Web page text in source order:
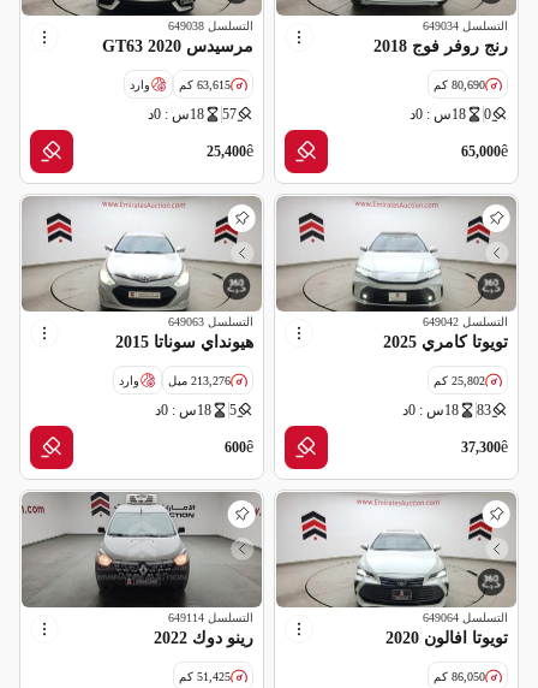
التسلسل 649034
رنج روفر فوج 2018
80,690 كم
0 18س : 0د
ê
65,000
التسلسل 649038
مرسيدس GT63 2020
63,615 كم وارد
57 18س : 0د
ê
25,400
التسلسل 649042
تويوتا كامري 2025
25,802 كم
ملغاه (شركة تأمين)
83 18س : 0د
ê
37,300
التسلسل 649063
هيونداي سوناتا 2015
213,276 ميل وارد
5 18س : 0د
ê
600
التسلسل 649064
تويوتا افالون 2020
86,050 كم
التسلسل 649114
رينو دوك 2022
51,425 كم